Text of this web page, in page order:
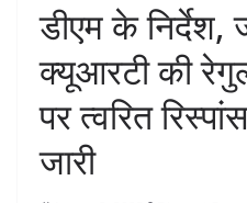
डीएम के निर्देश,
क्यूआरटी की
पर त्वरित
जारी